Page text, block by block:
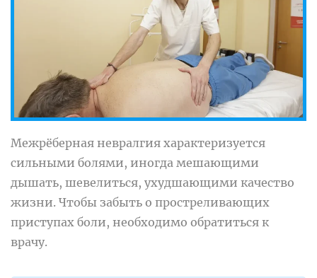
Межрёберная невралгия характеризуется
сильными болями, иногда мешающими
дышать, шевелиться, ухудшающими качество
жизни. Чтобы забыть о простреливающих
приступах боли, необходимо обратиться к
врачу.